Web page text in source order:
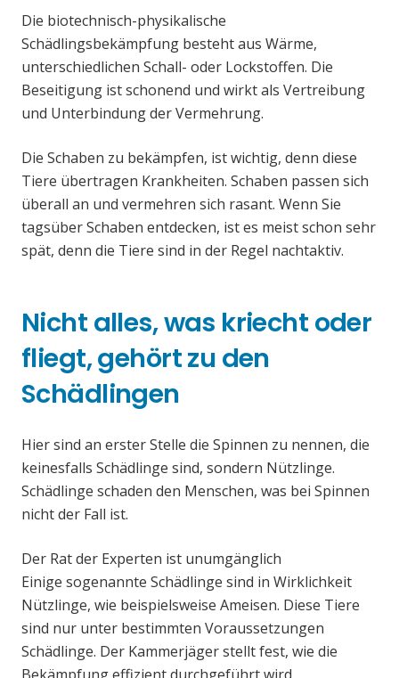
Die biotechnisch-physikalische
Schädlingsbekämpfung besteht aus Wärme,
unterschiedlichen Schall- oder Lockstoffen. Die
Beseitigung ist schonend und wirkt als Vertreibung
und Unterbindung der Vermehrung.
Die Schaben zu bekämpfen, ist wichtig, denn diese
Tiere übertragen Krankheiten. Schaben passen sich
überall an und vermehren sich rasant. Wenn Sie
tagsüber Schaben entdecken, ist es meist schon sehr
spät, denn die Tiere sind in der Regel nachtaktiv.
Nicht alles, was kriecht oder
fliegt, gehört zu den
Schädlingen
Hier sind an erster Stelle die Spinnen zu nennen, die
keinesfalls Schädlinge sind, sondern Nützlinge.
Schädlinge schaden den Menschen, was bei Spinnen
nicht der Fall ist.
Der Rat der Experten ist unumgänglich
Einige sogenannte Schädlinge sind in Wirklichkeit
Nützlinge, wie beispielsweise Ameisen. Diese Tiere
sind nur unter bestimmten Voraussetzungen
Schädlinge. Der Kammerjäger stellt fest, wie die